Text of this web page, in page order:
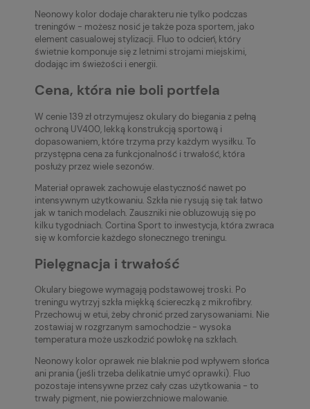
Neonowy kolor dodaje charakteru nie tylko podczas
treningów - możesz nosić je także poza sportem, jako
element casualowej stylizacji. Fluo to odcień, który
świetnie komponuje się z letnimi strojami miejskimi,
dodając im świeżości i energii.
Cena, która nie boli portfela
W cenie 139 zł otrzymujesz okulary do biegania z pełną
ochroną UV400, lekką konstrukcją sportową i
dopasowaniem, które trzyma przy każdym wysiłku. To
przystępna cena za funkcjonalność i trwałość, która
posłuży przez wiele sezonów.
Materiał oprawek zachowuje elastyczność nawet po
intensywnym użytkowaniu. Szkła nie rysują się tak łatwo
jak w tanich modelach. Zauszniki nie obluzowują się po
kilku tygodniach. Cortina Sport to inwestycja, która zwraca
się w komforcie każdego słonecznego treningu.
Pielęgnacja i trwałość
Okulary biegowe wymagają podstawowej troski. Po
treningu wytrzyj szkła miękką ściereczką z mikrofibry.
Przechowuj w etui, żeby chronić przed zarysowaniami. Nie
zostawiaj w rozgrzanym samochodzie - wysoka
temperatura może uszkodzić powłokę na szkłach.
Neonowy kolor oprawek nie blaknie pod wpływem słońca
ani prania (jeśli trzeba delikatnie umyć oprawki). Fluo
pozostaje intensywne przez cały czas użytkowania - to
trwały pigment, nie powierzchniowe malowanie.